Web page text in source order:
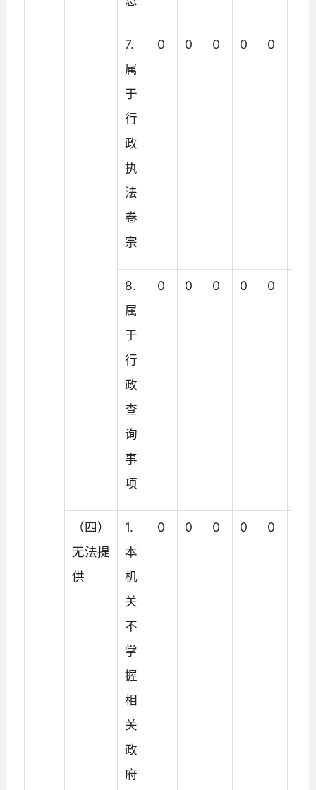
7.
属
于
行
政
执
法
卷
宗
0 0 0 0 0
8.
属
于
行
政
查
询
事
项
0 0 0 0 0
（四）
无法提
供
1.
本
机
关
不
掌
握
相
关
政
府
0 0 0 0 0